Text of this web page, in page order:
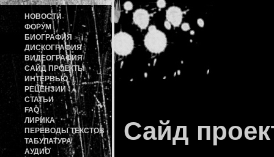
НОВОСТИ
ФОРУМ
БИОГРАФИЯ
ДИСКОГРАФИЯ
ВИДЕОГРАФИЯ
САЙД ПРОЕКТЫ
ИНТЕРВЬЮ
РЕЦЕНЗИИ
СТАТЬИ
FAQ
ЛИРИКА
ПЕРЕВОДЫ ТЕКСТОВ
ТАБУЛАТУРА
АУДИО
Сайд